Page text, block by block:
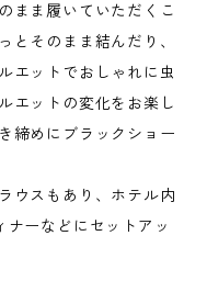
まま履いていただくこ
とそのまま結んだり、
エットでおしゃれに虫
エットの変化をお楽し
締めにブラックショー
ウスもあり、ホテル内
ーなどにセットアッ